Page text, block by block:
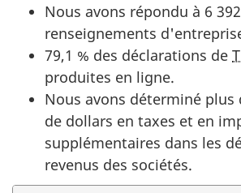
Nous avons répondu à 6
renseignements
79,1 % des déclarations de
produites en ligne.
Nous avons déterminé plus
de dollars en taxes et en
supplémentaires dans les
revenus des sociétés.